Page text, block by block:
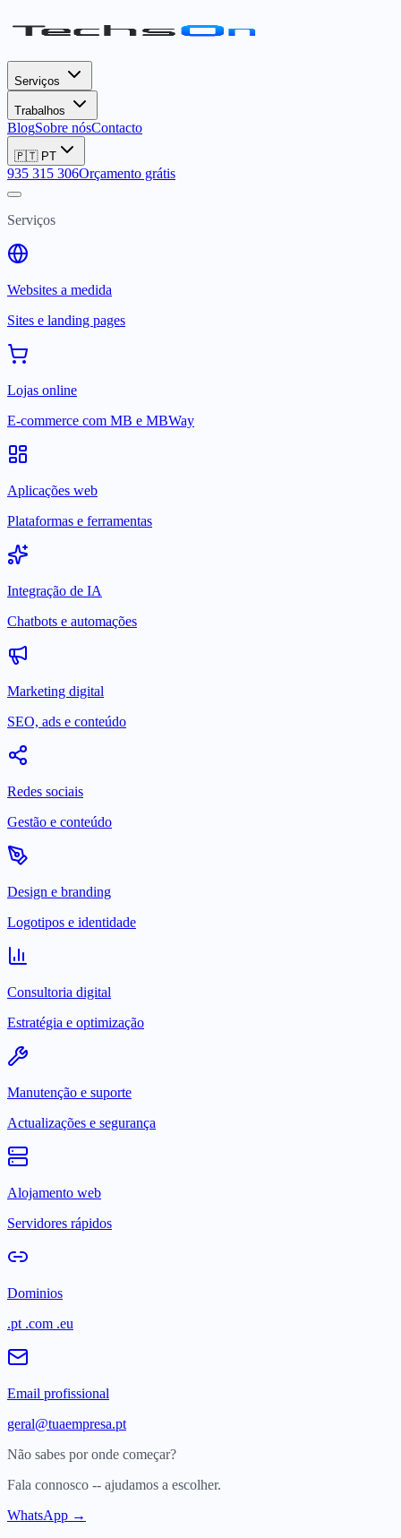
Serviços
Trabalhos
BlogSobre nósContacto
🇵🇹 PT
935 315 306Orçamento grátis
Serviços
Websites a medida
Sites e landing pages
Lojas online
E-commerce com MB e MBWay
Aplicações web
Plataformas e ferramentas
Integração de IA
Chatbots e automações
Marketing digital
SEO, ads e conteúdo
Redes sociais
Gestão e conteúdo
Design e branding
Logotipos e identidade
Consultoria digital
Estratégia e optimização
Manutenção e suporte
Actualizações e segurança
Alojamento web
Servidores rápidos
Dominios
.pt .com .eu
Email profissional
geral@tuaempresa.pt
Não sabes por onde começar?
Fala connosco -- ajudamos a escolher.
WhatsApp →